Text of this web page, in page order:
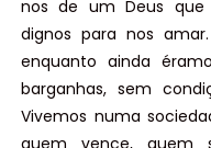
nos de um Deus que
dignos para nos
enquanto ainda
barganhas, sem
Vivemos numa